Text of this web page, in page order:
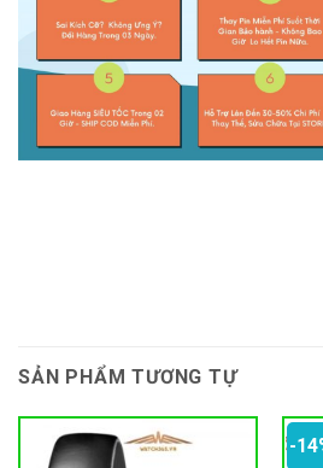
SẢN PHẨM TƯƠNG TỰ
-